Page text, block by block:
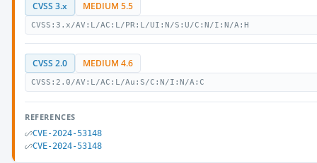
CVSS 3.x MEDIUM 5.5
CVSS:3.x/AV:L/AC:L/PR:L/UI:N/S:U/C:N/I:N/A:H
CVSS 2.0 MEDIUM 4.6
CVSS:2.0/AV:L/AC:L/Au:S/C:N/I:N/A:C
REFERENCES
CVE-2024-53148
CVE-2024-53148